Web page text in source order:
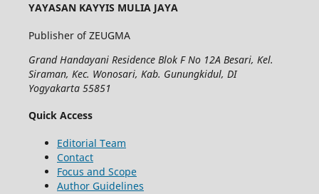
YAYASAN KAYYIS MULIA JAYA
Publisher of ZEUGMA
Grand Handayani Residence Blok F No 12A Besari, Kel.
Siraman, Kec. Wonosari, Kab. Gunungkidul, DI
Yogyakarta 55851
Quick Access
Editorial Team
Contact
Focus and Scope
Author Guidelines